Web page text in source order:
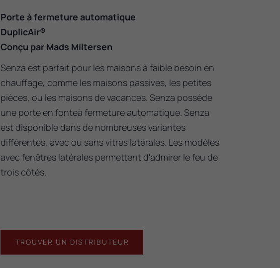
Porte à fermeture automatique
DuplicAir®
Conçu par Mads Miltersen
Senza est parfait pour les maisons à faible besoin en
chauffage, comme les maisons passives, les petites
pièces, ou les maisons de vacances. Senza possède
une porte en fonteà fermeture automatique. Senza
est disponible dans de nombreuses variantes
différentes, avec ou sans vitres latérales. Les modèles
avec fenêtres latérales permettent d'admirer le feu de
trois côtés.
TROUVER UN DISTRIBUTEUR